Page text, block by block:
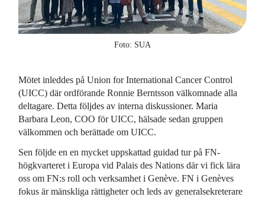
Foto: SUA
Mötet inleddes på Union for International Cancer Control
(UICC) där ordförande Ronnie Berntsson välkomnade alla
deltagare. Detta följdes av interna diskussioner. Maria
Barbara Leon, COO för UICC, hälsade sedan gruppen
välkommen och berättade om UICC.
Sen följde en en mycket uppskattad guidad tur på FN-
högkvarteret i Europa vid Palais des Nations där vi fick lära
oss om FN:s roll och verksamhet i Genève. FN i Genèves
fokus är mänskliga rättigheter och leds av generalsekreterare